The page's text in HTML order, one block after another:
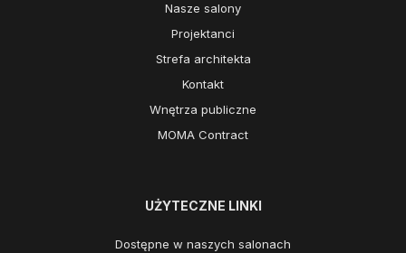
Nasze salony
Projektanci
Strefa architekta
Kontakt
Wnętrza publiczne
MOMA Contract
UŻYTECZNE LINKI
Dostępne w naszych salonach